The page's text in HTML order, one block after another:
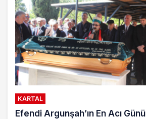
KARTAL
Efendi Argunşah’ın En Acı Günü